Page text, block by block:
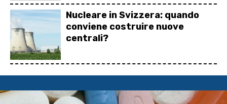
Nucleare in Svizzera: quando
conviene costruire nuove
centrali?
Celebrazione della festa
pericolo di incendi